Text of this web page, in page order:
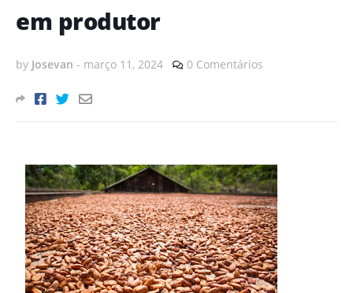
em produtor
by Josevan - março 11, 2024 0 Comentários